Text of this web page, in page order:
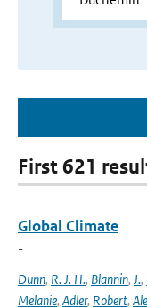
First 621
Global Climate
-
Dunn, R. J. H., Blannin, J.,
Melanie, Adler, Robert,